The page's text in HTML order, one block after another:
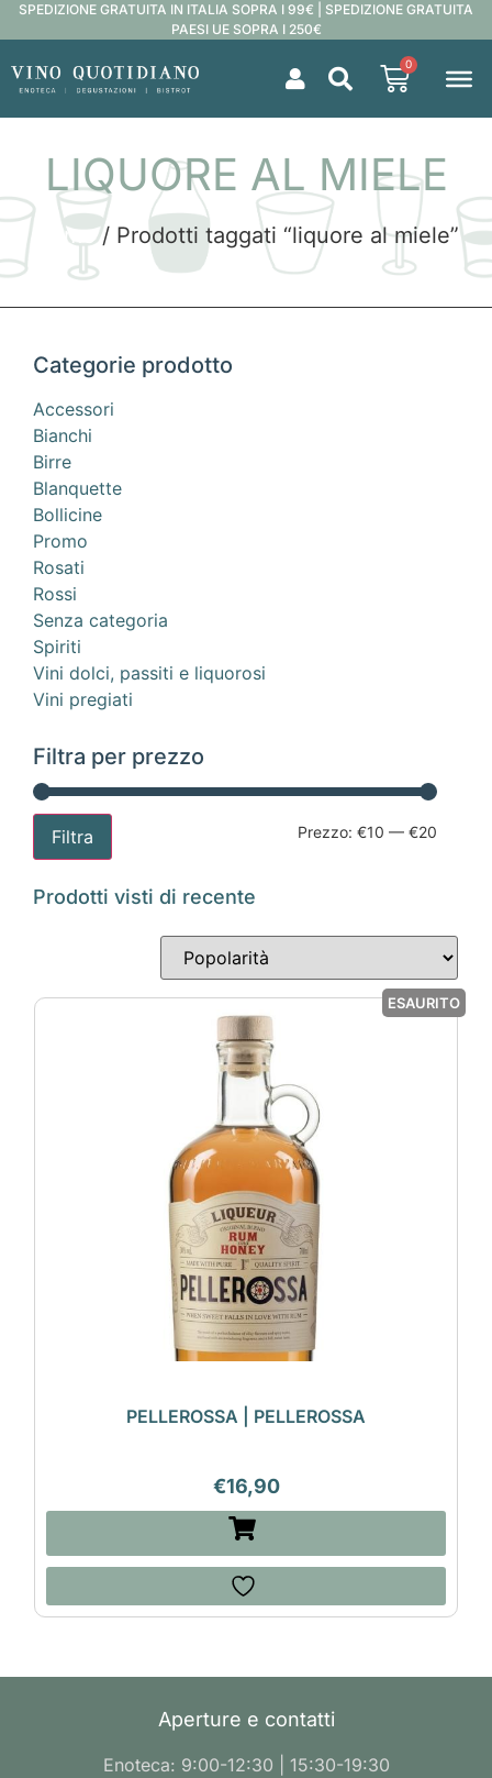
SPEDIZIONE GRATUITA IN ITALIA SOPRA I 99€ | SPEDIZIONE GRATUITA
PAESI UE SOPRA I 250€
0
LIQUORE AL MIELE
Home/ Prodotti taggati “liquore al miele”
Categorie prodotto
Accessori
Bianchi
Birre
Blanquette
Bollicine
Promo
Rosati
Rossi
Senza categoria
Spiriti
Vini dolci, passiti e liquorosi
Vini pregiati
Filtra per prezzo
Filtra Prezzo: €10 — €20
Prodotti visti di recente
ESAURITO
PELLEROSSA | PELLEROSSA
€16,90
Aperture e contatti
Enoteca: 9:00-12:30 | 15:30-19:30